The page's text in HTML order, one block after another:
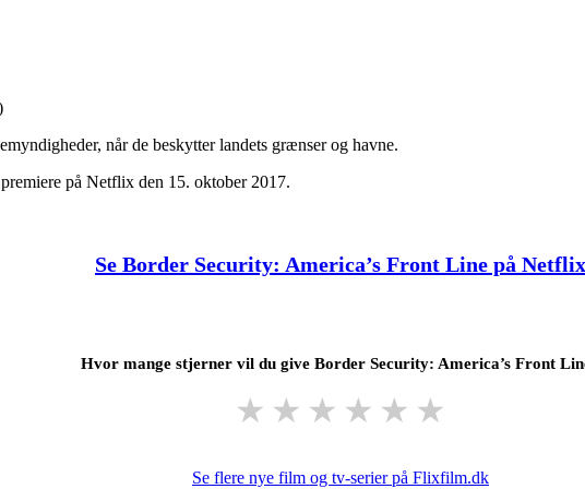
når de beskytter landets grænser og havne.
på Netflix den 15. oktober 2017.
Se Border Security: America’s Front Line på Netflix
Hvor mange stjerner vil du give Border Security: America’s Front
★ ★ ★ ★ ★ ★
Se flere nye film og tv-serier på Flixfilm.dk